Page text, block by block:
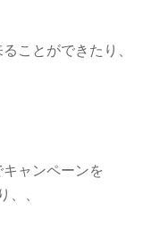
ことができたり、
ャンペーンを
、、